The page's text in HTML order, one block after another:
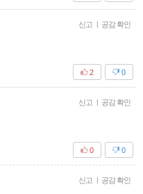
신고 | 공감 확인
0
2
신고 | 공감 확인
0
0
신고 | 공감 확인